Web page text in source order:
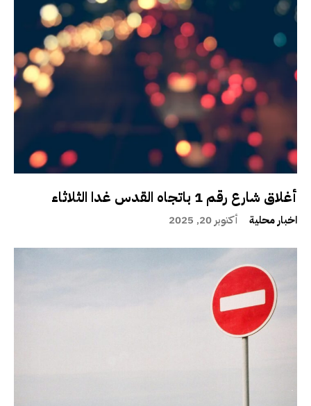
أغلاق شارع رقم 1 باتجاه القدس غدا الثلاثاء
اخبار محلية أكتوبر 20, 2025